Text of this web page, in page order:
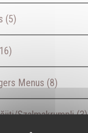
(5)
Menus (8)
Szalmakrumpli(3)